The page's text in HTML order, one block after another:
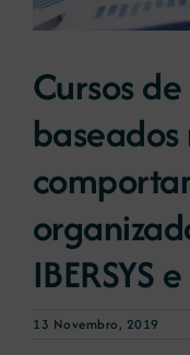
Portal de emprego
Contacto
Cursos
baseados
IBERSYS
13 Novembro, 2019